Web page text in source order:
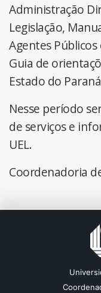
Administração
Legislação,
Agentes Públicos
Guia de
Estado do
Nesse período
de serviços e
UEL.
Coordenadoria